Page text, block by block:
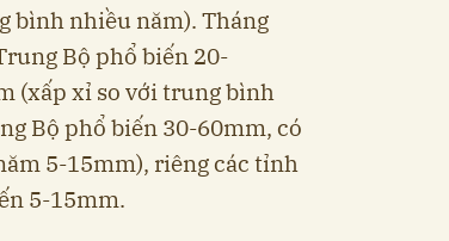
bình nhiều năm). Tháng
Bộ phổ biến 20-
(xấp xỉ so với trung bình
Bộ phổ biến 30-60mm, có
5-15mm), riêng các tỉnh
5-15mm.